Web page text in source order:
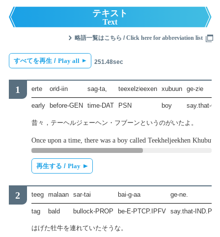
テキスト
Text
略語一覧はこちら / Click here for abbreviation list
すべてを再生 / Play all 251.48sec
erte orʲd-iin sag-ta, teexelzʲeexen xubuun ge-zʲe
early before-GEN time-DAT PSN boy say.that-
昔々，テーヘルジェーヘン・フブーンというのがいたよ。
Once upon a time, there was a boy called Teekheljeekhen Khubuun.
再生する /Play
teeg malaan sar-tai bai-g-aa ge-ne.
tag bald bullock-PROP be-E-PTCP.IPFV say.that-
はげた牡牛を連れていたそうな。